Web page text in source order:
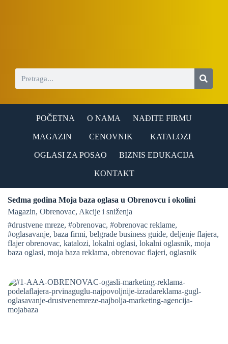
POČETNA O NAMA NAĐITE FIRMU
MAGAZIN CENOVNIK KATALOZI
OGLASI ZA POSAO BIZNIS EDUKACIJA
KONTAKT
Sedma godina Moja baza oglasa u Obrenovcu i okolini
Magazin, Obrenovac, Akcije i sniženja
#drustvene mreze, #obrenovac, #obrenovac reklame,
#oglasavanje, baza firmi, belgrade business guide, deljenje flajera,
flajer obrenovac, katalozi, lokalni oglasi, lokalni oglasnik, moja
baza oglasi, moja baza reklama, obrenovac flajeri, oglasnik